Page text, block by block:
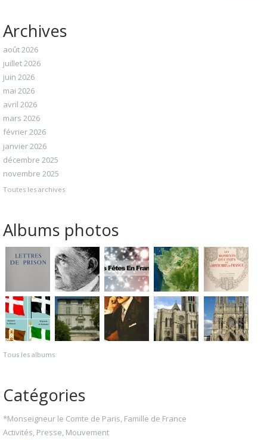
Archives
août 2026
juillet 2026
juin 2026
mai 2026
avril 2026
mars 2026
février 2026
janvier 2026
décembre 2025
novembre 2025
Toutes les archives
Albums photos
Tous les albums
Catégories
*Monseigneur le Comte de Paris, Famille de France
Activités, Presse, Mouvement